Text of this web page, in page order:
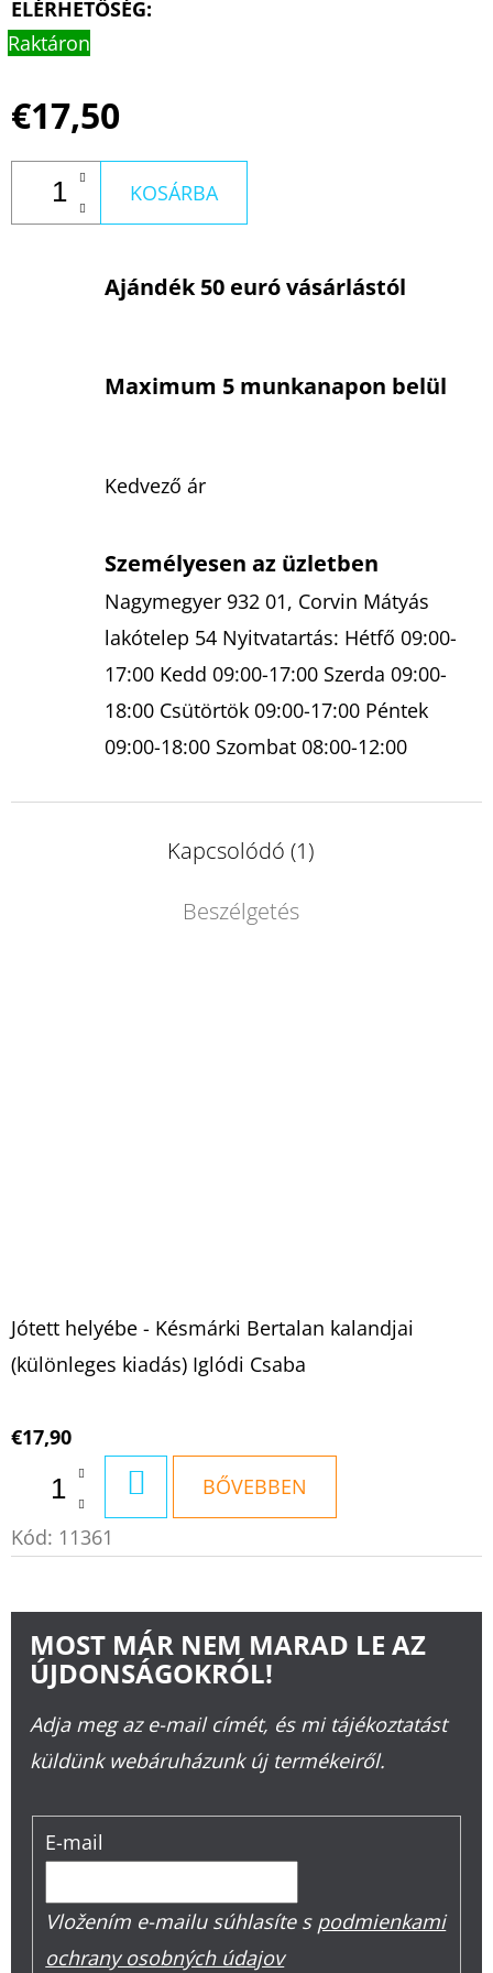
ELÉRHETŐSÉG:
Raktáron
€17,50
KOSÁRBA
Ajándék 50 euró vásárlástól
Maximum 5 munkanapon belül
Kedvező ár
Személyesen az üzletben
Nagymegyer 932 01, Corvin Mátyás
lakótelep 54 Nyitvatartás: Hétfő 09:00-
17:00 Kedd 09:00-17:00 Szerda 09:00-
18:00 Csütörtök 09:00-17:00 Péntek
09:00-18:00 Szombat 08:00-12:00
Kapcsolódó (1)
Beszélgetés
Jótett helyébe - Késmárki Bertalan kalandjai
(különleges kiadás) Iglódi Csaba
€17,90
KOSÁRBABŐVEBBEN
Kód: 11361
MOST MÁR NEM MARAD LE AZ
ÚJDONSÁGOKRÓL!
Adja meg az e-mail címét, és mi tájékoztatást
küldünk webáruházunk új termékeiről.
E-mail
Vložením e-mailu súhlasíte s podmienkami
ochrany osobných údajov